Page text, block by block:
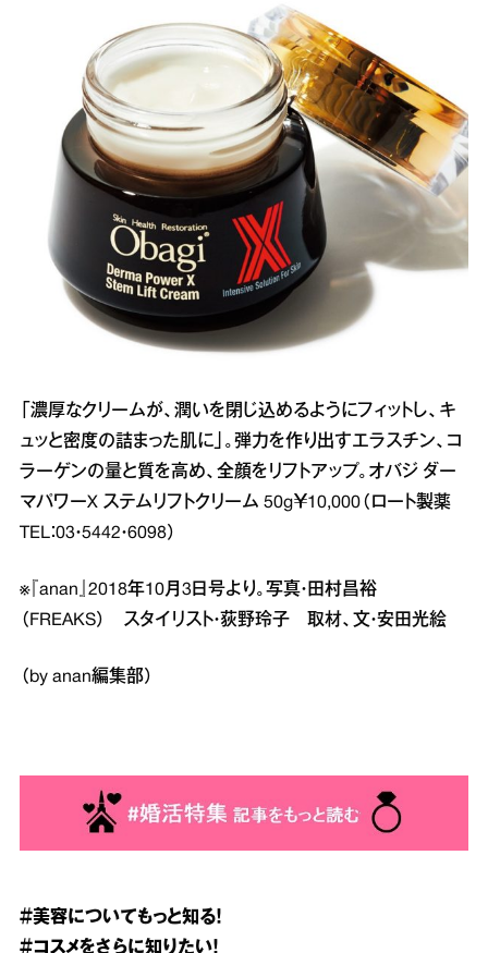
「濃厚なクリームが、潤いを閉じ込めるようにフィットし、キ
ュッと密度の詰まった肌に」。弾力を作り出すエラスチン、コ
ラーゲンの量と質を高め、全顔をリフトアップ。オバジ ダー
マパワーX ステムリフトクリーム 50g￥10,000（ロート製薬
TEL：03・5442・6098）
※『anan』2018年10月3日号より。写真・田村昌裕
（FREAKS） スタイリスト・荻野玲子 取材、文・安田光絵
（by anan編集部）
＃美容についてもっと知る！
＃コスメをさらに知りたい！